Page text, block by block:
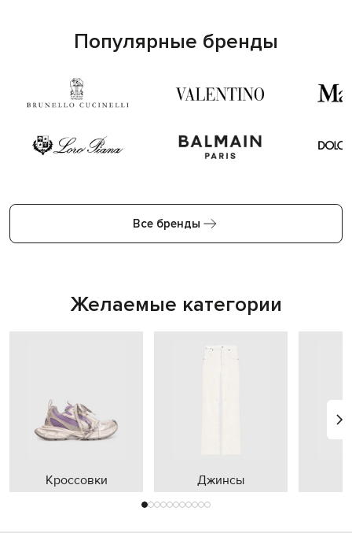
Популярные бренды
Все бренды
Желаемые категории
Кроссовки Джинсы